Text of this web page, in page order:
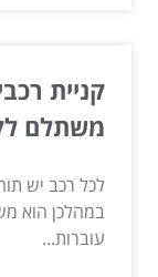
קניית
משתלם
לכל רכב יש
במהלכן הוא
עוברות...